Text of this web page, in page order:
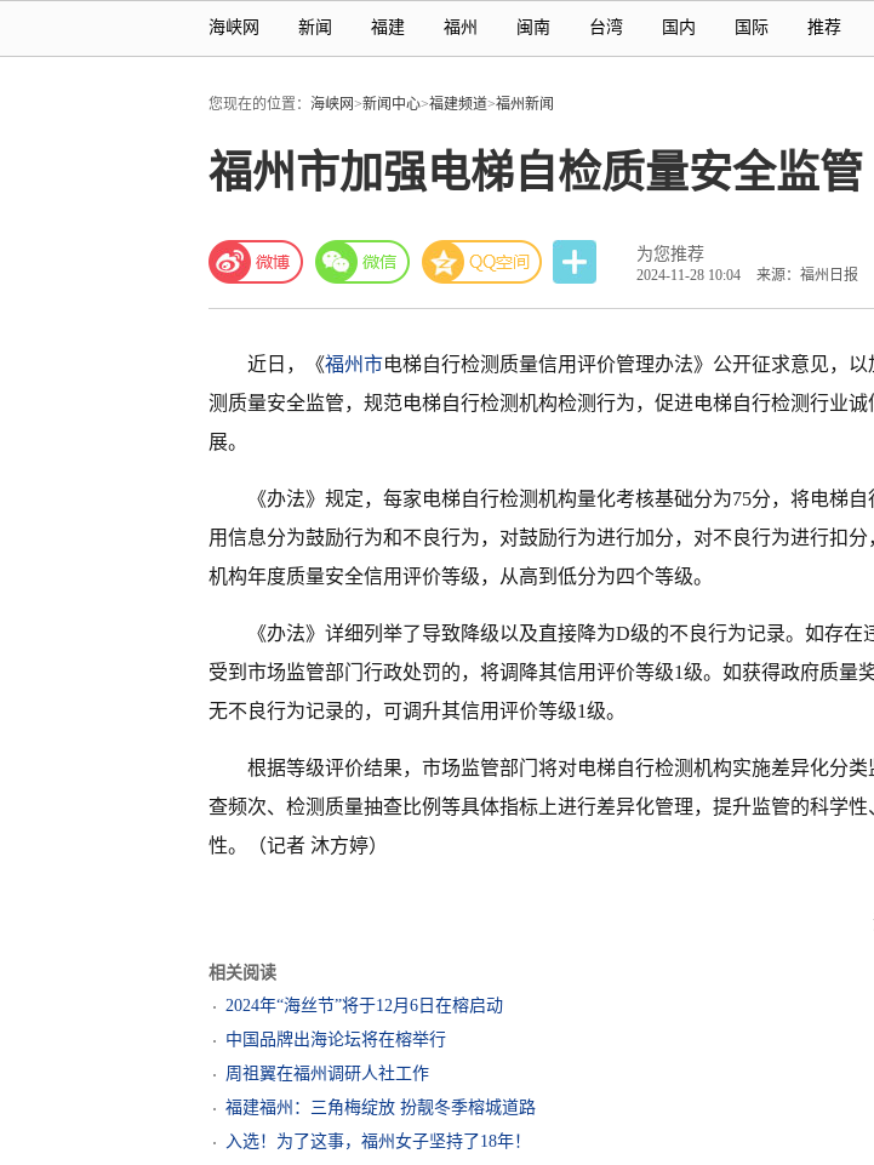
海峡网 新闻 福建 福州 闽南 台湾 国内 国际 推荐
您现在的位置： 海峡网>新闻中心>福建频道>福州新闻
福州市加强电梯自检质量安全监
为您推荐
2024-11-28 10:04 来源：福州日报
近日，《福州市电梯自行检测质量信用评价管理办法》公开征求意见，
测质量安全监管，规范电梯自行检测机构检测行为，促进电梯自行检测行业诚
展。
《办法》规定，每家电梯自行检测机构量化考核基础分为75分，将电梯
用信息分为鼓励行为和不良行为，对鼓励行为进行加分，对不良行为进行扣分
机构年度质量安全信用评价等级，从高到低分为四个等级。
《办法》详细列举了导致降级以及直接降为D级的不良行为记录。如存在
受到市场监管部门行政处罚的，将调降其信用评价等级1级。如获得政府质量
无不良行为记录的，可调升其信用评价等级1级。
根据等级评价结果，市场监管部门将对电梯自行检测机构实施差异化分
查频次、检测质量抽查比例等具体指标上进行差异化管理，提升监管的科学
性。（记者 沐方婷）
相关阅读
2024年“海丝节”将于12月6日在榕启动
中国品牌出海论坛将在榕举行
周祖翼在福州调研人社工作
福建福州：三角梅绽放 扮靓冬季榕城道路
入选！为了这事，福州女子坚持了18年！